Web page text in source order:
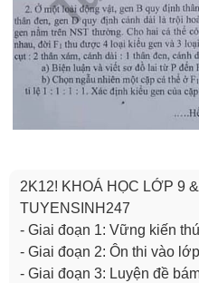
2K12! KHOÁ HỌC LỚP 9
TUYENSINH247
- Giai đoạn 1: Vững kiến
- Giai đoạn 2: Ôn thi vào
- Giai đoạn 3: Luyện đề